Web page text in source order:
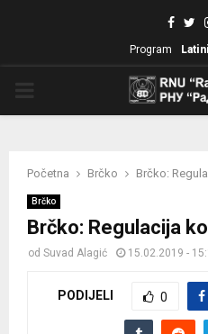
Program
Početna Brčko Brčko:
Brčko
Brčko: Regulacija
od Suvad Alagić 15.02.2019 -
PODIJELI 0